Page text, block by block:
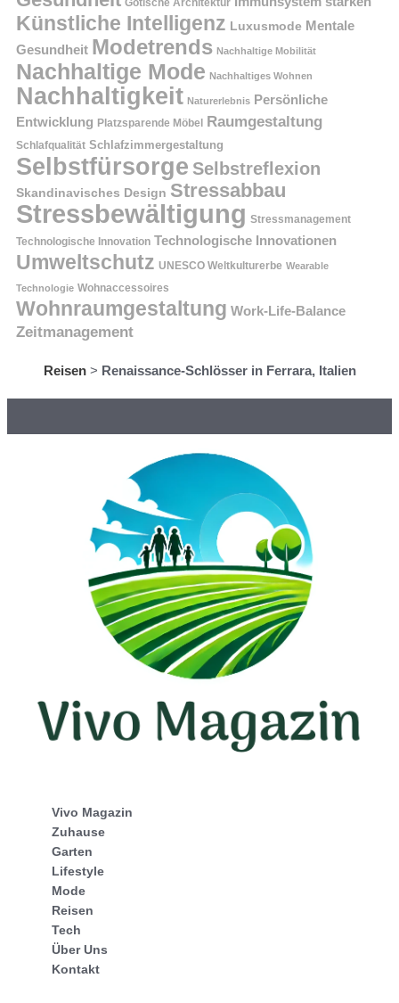
Gotische Architektur
Künstliche Intelligenz Luxusmode Mentale
Gesundheit Modetrends Nachhaltige Mobilität
Nachhaltige Mode Nachhaltiges Wohnen
Nachhaltigkeit Naturerlebnis Persönliche
Entwicklung Platzsparende Möbel Raumgestaltung
Schlafqualität Schlafzimmergestaltung
Selbstfürsorge Selbstreflexion
Skandinavisches Design Stressabbau
Stressbewältigung Stressmanagement
Technologische Innovation Technologische Innovationen
Umweltschutz UNESCO Weltkulturerbe Wearable
Technologie Wohnaccessoires
Wohnraumgestaltung Work-Life-Balance
Zeitmanagement
Reisen> Renaissance-Schlösser in Ferrara, Italien
Vivo Magazin
Zuhause
Garten
Lifestyle
Mode
Reisen
Tech
Über Uns
Kontakt